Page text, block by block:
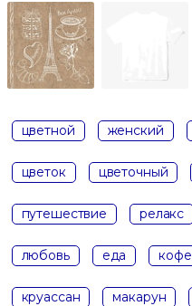
цветной женский
цветок цветочный
путешествие релакс
любовь еда кофе
круассан макарун